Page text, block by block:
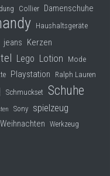
Collier Damenschuhe
Haushaltsgeräte
jeans Kerzen
Lego Lotion Mode
Playstation Ralph Lauren
Schmuckset Schuhe
Sony spielzeug
Weihnachten Werkzeug